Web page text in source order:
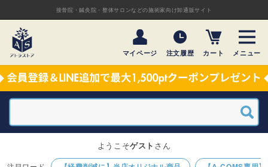
接骨院・鍼灸院・整体サロンなどの施術家向け卸通販サイト
マイページ 注文履歴 カート メニュー
ようこそゲスト さん